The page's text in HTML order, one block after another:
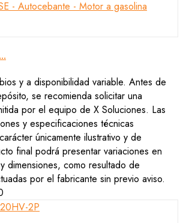
y a disponibilidad variable. Antes de
se recomienda solicitar una
por el equipo de X Soluciones. Las
y especificaciones técnicas
únicamente ilustrativo y de
final podrá presentar variaciones en
dimensiones, como resultado de
por el fabricante sin previo aviso.